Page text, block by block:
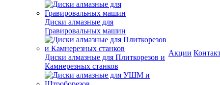
Диски алмазные для
Гравировальных машин
Диски алмазные для Плиткорезов и
Камнерезных станков
Акции